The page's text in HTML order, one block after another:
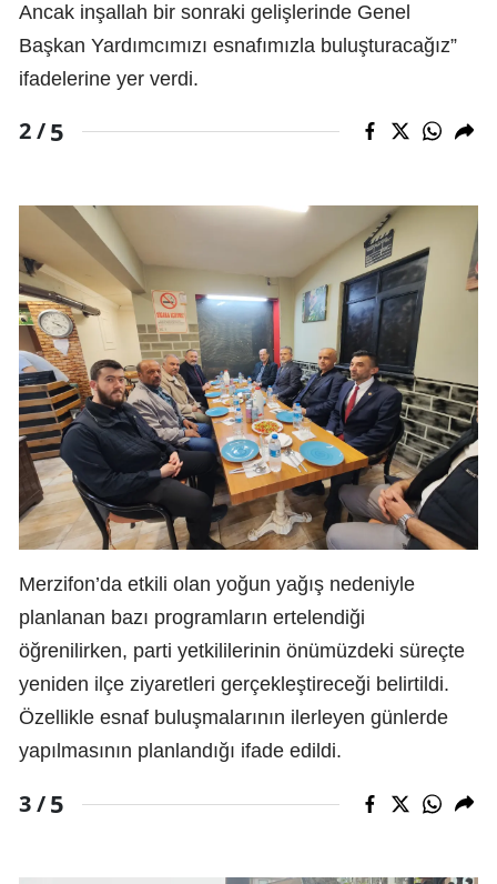
Ancak inşallah bir sonraki gelişlerinde Genel
Başkan Yardımcımızı esnafımızla buluşturacağız”
ifadelerine yer verdi.
2 /5
Merzifon’da etkili olan yoğun yağış nedeniyle
planlanan bazı programların ertelendiği
öğrenilirken, parti yetkililerinin önümüzdeki süreçte
yeniden ilçe ziyaretleri gerçekleştireceği belirtildi.
Özellikle esnaf buluşmalarının ilerleyen günlerde
yapılmasının planlandığı ifade edildi.
3 /5